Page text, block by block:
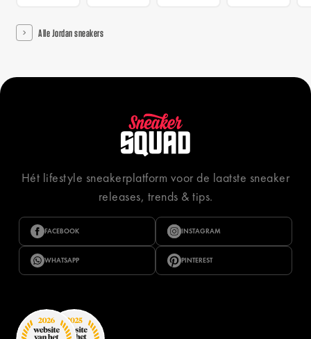
Alle Jordan sneakers
Hét lifestyle sneakerplatform voor de laatste sneaker
releases, trends & tips.
FACEBOOK INSTAGRAM
WHATSAPP PINTEREST